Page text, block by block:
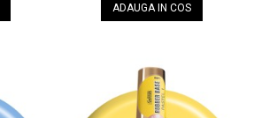
ADAUGA IN COS